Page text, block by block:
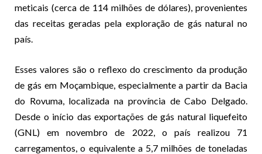
meticais (cerca de 114 milhões de dólares), provenientes
das receitas geradas pela exploração de gás natural no
país.
Esses valores são o reflexo do crescimento da produção
de gás em Moçambique, especialmente a partir da Bacia
do Rovuma, localizada na província de Cabo Delgado.
Desde o início das exportações de gás natural liquefeito
(GNL) em novembro de 2022, o país realizou 71
carregamentos, o equivalente a 5,7 milhões de toneladas